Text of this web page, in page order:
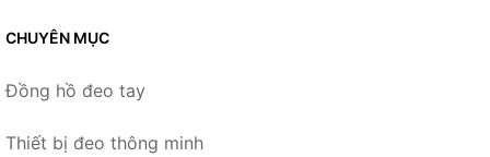
CHUYÊN MỤC
Đồng hồ đeo tay
Thiết bị đeo thông minh